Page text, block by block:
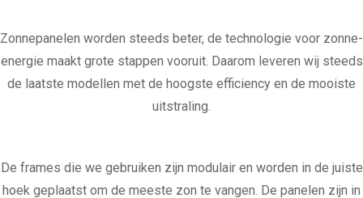
Zonnepanelen worden steeds beter, de technologie voor zonne-
energie maakt grote stappen vooruit. Daarom leveren wij steeds
de laatste modellen met de hoogste efficiency en de mooiste
uitstraling.
De frames die we gebruiken zijn modulair en worden in de juiste
hoek geplaatst om de meeste zon te vangen. De panelen zijn in